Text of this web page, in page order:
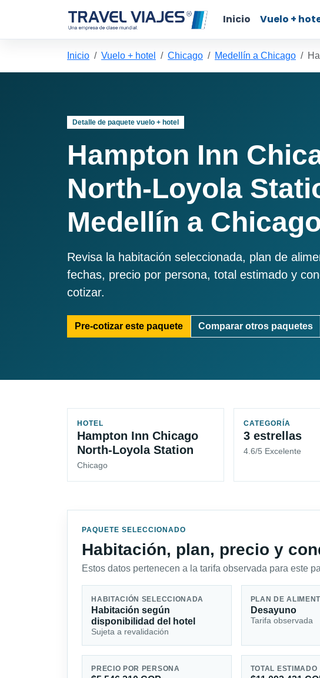
Inicio Vuelo +
Inicio Vuelo + hotel Chicago Medellín a Chicago
Detalle de paquete vuelo + hotel
Hampton Inn
North-Loyola
Medellín a
Revisa la habitación seleccionada, plan de
fechas, precio por persona, total estimado y
cotizar.
Pre-cotizar este paquete Comparar otros paquetes
HOTEL
Hampton Inn Chicago
North-Loyola Station
Chicago
CATEGORÍA
3 estrellas
4.6/5 Excelente
PAQUETE SELECCIONADO
Habitación, plan, precio y
Estos datos pertenecen a la tarifa observada para este
HABITACIÓN SELECCIONADA
Habitación según
disponibilidad del hotel
Sujeta a revalidación
PLAN DE
Desayuno
Tarifa observada
PRECIO POR PERSONA TOTAL ESTIMADO